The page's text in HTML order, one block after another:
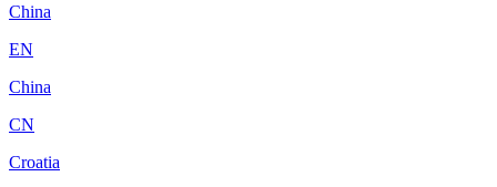
China
EN
China
CN
Croatia